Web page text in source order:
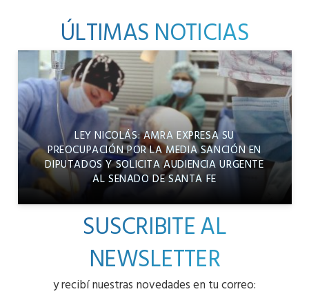
ÚLTIMAS NOTICIAS
LEY NICOLÁS: AMRA EXPRESA SU
PREOCUPACIÓN POR LA MEDIA SANCIÓN EN
DIPUTADOS Y SOLICITA AUDIENCIA URGENTE
AL SENADO DE SANTA FE
SUSCRIBITE AL
NEWSLETTER
y recibí nuestras novedades en tu correo: